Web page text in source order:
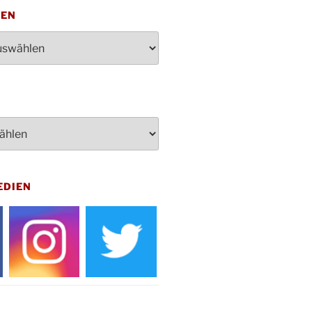
von 16-20 Uhr
18:30 Uhr
im Ev. Gemeindehaus von 14-
des Honterus Chors im
um 19:00 Uhr
im Ev. Gemeindehaus von